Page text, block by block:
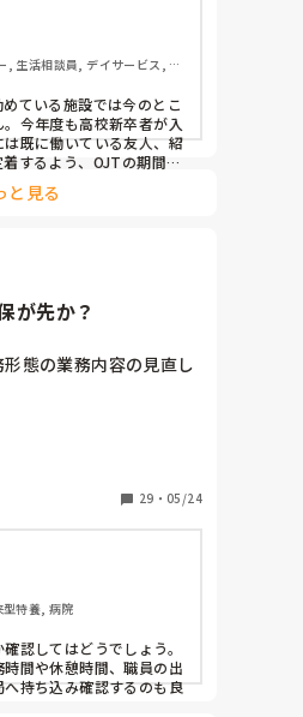
, 生活相談員, デイサービス, ユ
ている施設では今のとこ
今年度も高校新卒者が入
既に働いている友人、紹
するよう、OJTの期間を
ても、要望に応じて短く
るような工夫をしていま
と見る
が先か？
態の業務内容の見直し
際に、上層部はより業
があり、業務追加を求
は休憩が設定されてな
憩確保した上で業務改善
、対立しております。
けが休みになる形態で
間が確保できておりま
されておられますか？
ろしくお願いします！
29 ・ 05/24
特養, 病院
認してはどうでしょう。
間や休憩時間、職員の出
持ち込み確認するのも良